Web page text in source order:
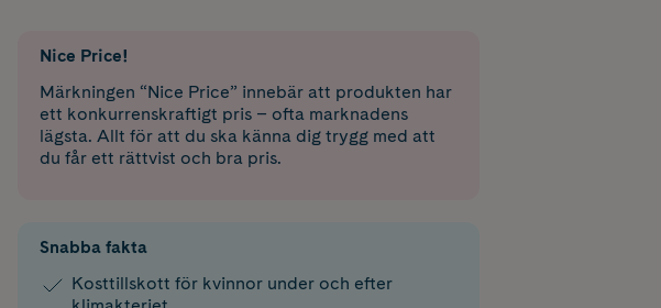
Nice Price!
Märkningen “Nice Price” innebär att produkten har
ett konkurrenskraftigt pris – ofta marknadens
lägsta. Allt för att du ska känna dig trygg med att
du får ett rättvist och bra pris.
Snabba fakta
Kosttillskott för kvinnor under och efter